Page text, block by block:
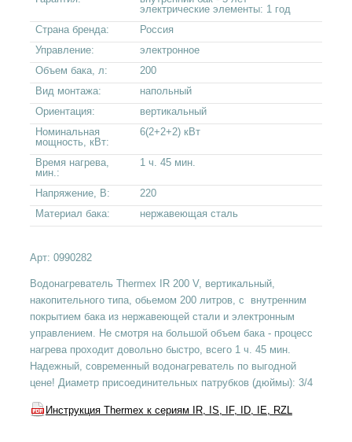
электрические элементы: 1 год
Страна бренда:
Россия
Управление:
электронное
Объем бака, л:
200
Вид монтажа:
напольный
Ориентация:
вертикальный
Номинальная
мощность, кВт:
6(2+2+2) кВт
Время нагрева,
мин.:
1 ч. 45 мин.
Напряжение, В:
220
Материал бака:
нержавеющая сталь
Арт: 0990282
Водонагреватель Thermex IR 200 V, вертикальный,
накопительного типа, обьемом 200 литров, с внутренним
покрытием бака из нержавеющей стали и электронным
управлением. Не смотря на большой объем бака - процесс
нагрева проходит довольно быстро, всего 1 ч. 45 мин.
Надежный, современный водонагреватель по выгодной
цене! Диаметр присоединительных патрубков (дюймы): 3/4
Инструкция Thermex к сериям IR, IS, IF, ID, IE, RZL